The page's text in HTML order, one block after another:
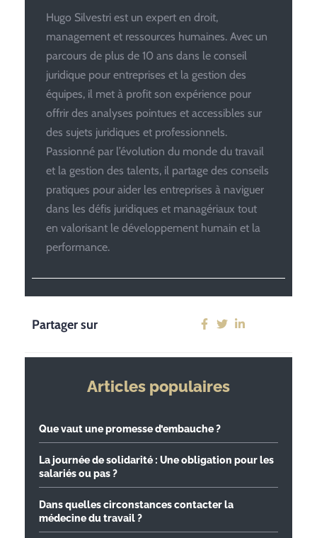
Hugo Silvestri est un expert en droit,
management et ressources humaines. Avec un
parcours de plus de 10 ans dans le conseil
juridique pour entreprises et la gestion des
équipes, il met à profit son expérience pour
offrir des analyses pointues et accessibles sur
des sujets juridiques et professionnels.
Passionné par l’évolution du monde du travail
et la gestion des talents, il partage des conseils
pratiques pour aider les entreprises à naviguer
dans les défis juridiques et managériaux tout
en valorisant le développement humain et la
performance.
Partager sur
Articles populaires
Que vaut une promesse d’embauche ?
La journée de solidarité : Une obligation pour les
salariés ou pas ?
Dans quelles circonstances contacter la
médecine du travail ?